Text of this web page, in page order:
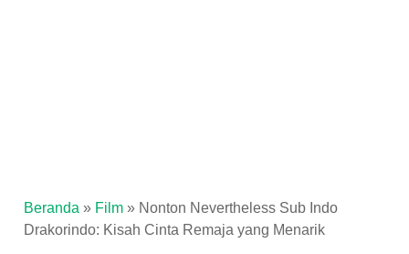
Beranda » Film » Nonton Nevertheless Sub Indo
Drakorindo: Kisah Cinta Remaja yang Menarik